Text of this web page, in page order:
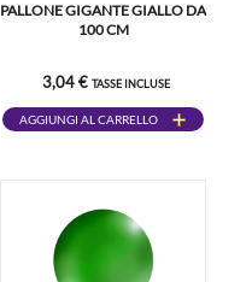
PALLONE GIGANTE GIALLO DA
100 CM
3,04 € TASSE INCLUSE
AGGIUNGI AL CARRELLO